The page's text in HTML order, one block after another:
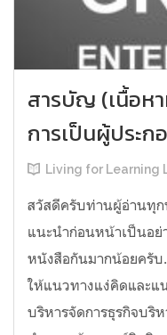
สารบัญ (เนื้อ
การเป็นผู้ประ
Living for Learning
สวัสดีครับท่านผู้อ่านทุ
แนะนำก่อนหน้าเป็นอย่
หนังสือกันมากน้อยครับ
ให้แนวทางแง่คิดและแ
บริหารจัดการธุรกิจบริ